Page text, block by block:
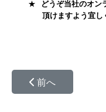
★
どうぞ当社のオン
頂けますよう宜し
前の記事へ: ペル
前へ